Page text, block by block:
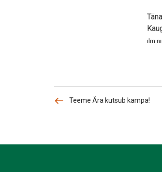
ilm
Teeme Ära kutsub kampa!